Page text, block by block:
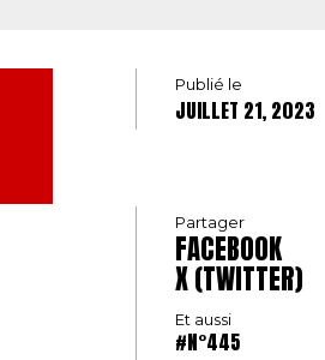
Publié le
JUILLET 21, 2023
Partager
FACEBOOK
X (TWITTER)
Et aussi
#N°445